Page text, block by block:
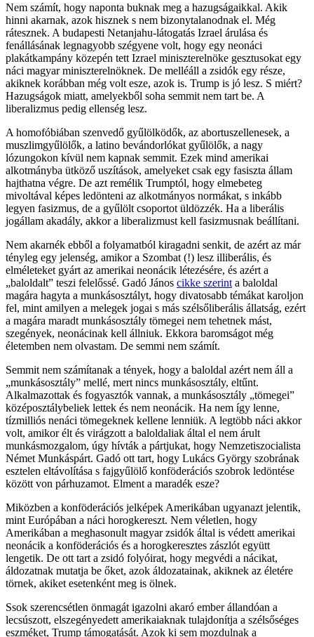
Nem számít, hogy naponta buknak meg a hazugságaikkal. Akik
hinni akarnak, azok hisznek s nem bizonytalanodnak el. Még
rátesznek. A budapesti Netanjahu-látogatás Izrael árulása és
fenállásának legnagyobb szégyene volt, hogy egy neonáci
plakátkampány közepén tett Izrael miniszterelnöke gesztusokat egy
náci magyar miniszterelnöknek. De melléáll a zsidók egy része,
akiknek korábban még volt esze, azok is. Trump is jó lesz. S miért?
Hazugságok miatt, amelyekből soha semmit nem tart be. A
liberalizmus pedig ellenség lesz.
A homofóbiában szenvedő gyűlölködők, az abortuszellenesek, a
muszlimgyűlölők, a latino bevándorlókat gyűlölők, a nagy
lózungokon kívül nem kapnak semmit. Ezek mind amerikai
alkotmányba ütköző uszítások, amelyeket csak egy fasiszta állam
hajthatna végre. De azt remélik Trumptól, hogy elmebeteg
mivoltával képes ledönteni az alkotmányos normákat, s inkább
legyen fasizmus, de a gyűlölt csoportot üldözzék. Ha a liberális
jogállam akadály, akkor a liberalizmust kell fasizmusnak beállítani.
Nem akarnék ebből a folyamatból kiragadni senkit, de azért az már
tényleg egy jelenség, amikor a Szombat (!) lesz illiberális, és
elméleteket gyárt az amerikai neonácik létezésére, és azért a
„baloldalt” teszi felelőssé. Gadó János cikke szerint a baloldal
magára hagyta a munkásosztályt, hogy divatosabb témákat karoljon
fel, mint amilyen a melegek jogai s más szélsőliberális állatság, ezért
a magára maradt munkásosztály tömegei nem tehetnek mást,
szegények, neonácinak kell állniuk. Ekkora baromságot még
életemben nem olvastam. De semmi nem számít.
Semmit nem számítanak a tények, hogy a baloldal azért nem áll a
„munkásosztály” mellé, mert nincs munkásosztály, eltűnt.
Alkalmazottak és fogyasztók vannak, a munkásosztály „tömegei”
középosztálybeliek lettek és nem neonácik. Ha nem így lenne,
tízmilliós nenáci tömegeknek kellene lenniük. A legtöbb náci akkor
volt, amikor élt és virágzott a baloldaliak által el nem árult
munkásmozgalom, úgy hívták a pártjukat, hogy Nemzetiszocialista
Német Munkáspárt. Gadó ott tart, hogy Lukács György szobrának
esztelen eltávolítása s fajgyűlölő konföderációs szobrok ledöntése
között von párhuzamot. Elment a maradék esze?
Miközben a konföderációs jelképek Amerikában ugyanazt jelentik,
mint Európában a náci horogkereszt. Nem véletlen, hogy
Amerikában a meghasonult magyar zsidók által is védett amerikai
neonácik a konföderációs és a horogkeresztes zászlót együtt
lengetik. De ott tart a zsidó folyóirat, hogy megvédi a nácikat,
áldozatnak mutatja be őket, azok áldozatainak, akiknek az életére
törnek, akiket esetenként meg is ölnek.
Ssok szerencsétlen önmagát igazolni akaró ember állandóan a
lecsúszott, elszegényedett amerikaiaknak tulajdonítja a szélsőséges
eszméket, Trump támogatását. Azok ki sem mozdulnak a